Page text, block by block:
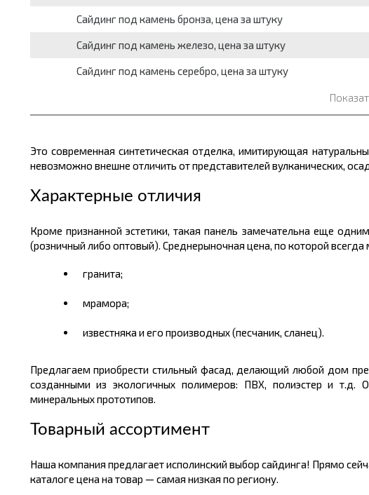
Сайдинг под камень бронза, цена за штуку
Сайдинг под камень железо, цена за штуку
Сайдинг под камень серебро, цена за штуку
Это современная синтетическая отделка, имитирующая
невозможно внешне отличить от представителей вулканических,
Характерные отличия
Кроме признанной эстетики, такая панель замечательна еще
(розничный либо оптовый). Среднерыночная цена, по которой
гранита;
мрамора;
известняка и его производных (песчаник, сланец).
Предлагаем приобрести стильный фасад, делающий любой дом
созданными из экологичных полимеров: ПВХ, полиэстер и т.д.
минеральных прототипов.
Товарный ассортимент
Наша компания предлагает исполинский выбор сайдинга! Прямо
каталоге цена на товар — самая низкая по региону.